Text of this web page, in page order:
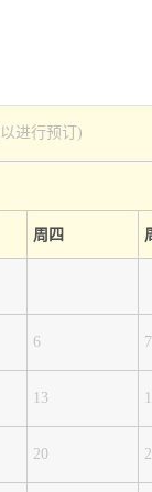
进行预订)
周四
6 7
13
20